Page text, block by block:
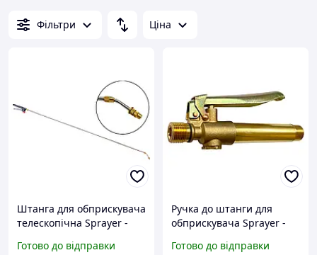
Фільтри Ціна
Штанга для обприскувача
телескопічна Sprayer -
Готово до відправки
Ручка до штанги для
обприскувача Sprayer -
Готово до відправки